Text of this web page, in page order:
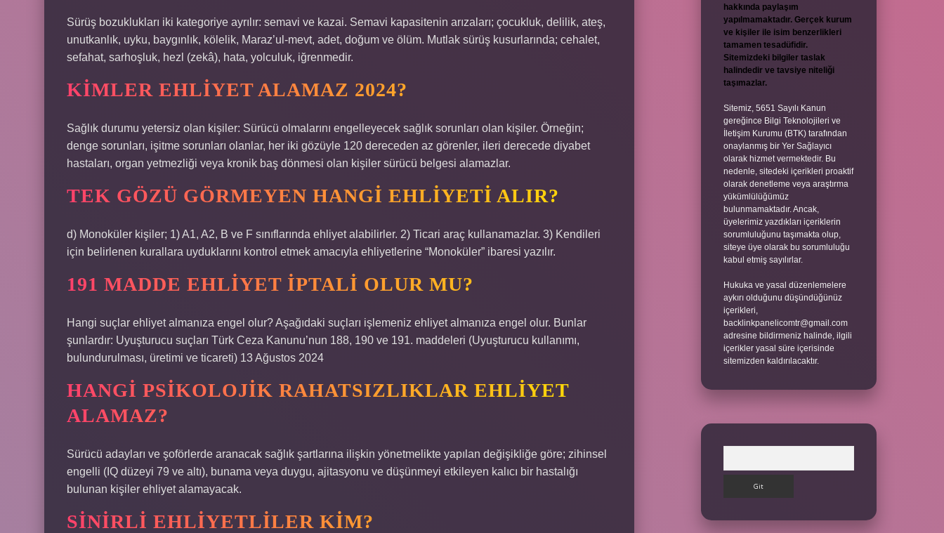
Sürüş bozuklukları iki kategoriye ayrılır: semavi ve kazai. Semavi kapasitenin arızaları; çocukluk, delilik, ateş,
unutkanlık, uyku, baygınlık, kölelik, Maraz’ul-mevt, adet, doğum ve ölüm. Mutlak sürüş kusurlarında; cehalet,
sefahat, sarhoşluk, hezl (zekâ), hata, yolculuk, iğrenmedir.
KIMLER EHLIYET ALAMAZ 2024?
Sağlık durumu yetersiz olan kişiler: Sürücü olmalarını engelleyecek sağlık sorunları olan kişiler. Örneğin;
denge sorunları, işitme sorunları olanlar, her iki gözüyle 120 dereceden az görenler, ileri derecede diyabet
hastaları, organ yetmezliği veya kronik baş dönmesi olan kişiler sürücü belgesi alamazlar.
TEK GÖZÜ GÖRMEYEN HANGI EHLIYETI ALIR?
d) Monoküler kişiler; 1) A1, A2, B ve F sınıflarında ehliyet alabilirler. 2) Ticari araç kullanamazlar. 3) Kendileri
için belirlenen kurallara uyduklarını kontrol etmek amacıyla ehliyetlerine “Monoküler” ibaresi yazılır.
191 MADDE EHLIYET IPTALI OLUR MU?
Hangi suçlar ehliyet almanıza engel olur? Aşağıdaki suçları işlemeniz ehliyet almanıza engel olur. Bunlar
şunlardır: Uyuşturucu suçları Türk Ceza Kanunu’nun 188, 190 ve 191. maddeleri (Uyuşturucu kullanımı,
bulundurulması, üretimi ve ticareti) 13 Ağustos 2024
HANGI PSIKOLOJIK RAHATSIZLIKLAR EHLIYET
ALAMAZ?
Sürücü adayları ve şoförlerde aranacak sağlık şartlarına ilişkin yönetmelikte yapılan değişikliğe göre; zihinsel
engelli (IQ düzeyi 79 ve altı), bunama veya duygu, ajitasyonu ve düşünmeyi etkileyen kalıcı bir hastalığı
bulunan kişiler ehliyet alamayacak.
SINIRLI EHLIYETLILER KIM?
hakkında paylaşım
yapılmamaktadır. Gerçek kurum
ve kişiler ile isim benzerlikleri
tamamen tesadüfidir.
Sitemizdeki bilgiler taslak
halindedir ve tavsiye niteliği
taşımazlar.
Sitemiz, 5651 Sayılı Kanun
gereğince Bilgi Teknolojileri ve
İletişim Kurumu (BTK) tarafından
onaylanmış bir Yer Sağlayıcı
olarak hizmet vermektedir. Bu
nedenle, sitedeki içerikleri proaktif
olarak denetleme veya araştırma
yükümlülüğümüz
bulunmamaktadır. Ancak,
üyelerimiz yazdıkları içeriklerin
sorumluluğunu taşımakta olup,
siteye üye olarak bu sorumluluğu
kabul etmiş sayılırlar.
Hukuka ve yasal düzenlemelere
aykırı olduğunu düşündüğünüz
içerikleri,
backlinkpanelicomtr@gmail.com
adresine bildirmeniz halinde, ilgili
içerikler yasal süre içerisinde
sitemizden kaldırılacaktır.